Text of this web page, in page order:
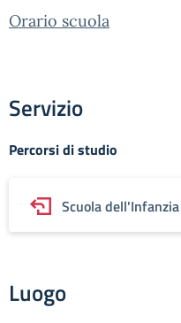
Orario scuola
Servizio
Percorsi di studio
Scuola dell'Infanzia
Luogo